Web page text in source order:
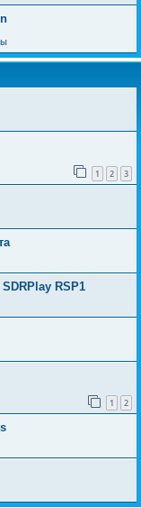
1 2 3
RSP1
1 2